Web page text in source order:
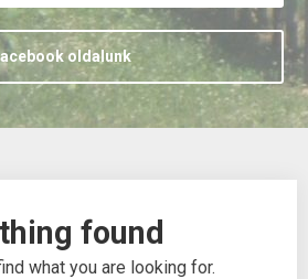
oldalunk
found
what you are looking for.